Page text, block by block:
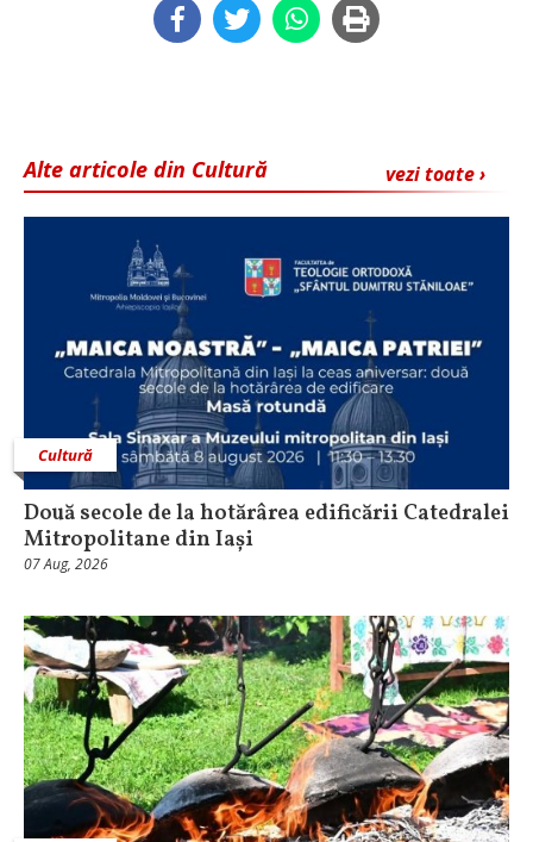
vezi toate ›
Alte articole din Cultură
Cultură
Două secole de la hotărârea edificării Catedralei
Mitropolitane din Iași
07 Aug, 2026